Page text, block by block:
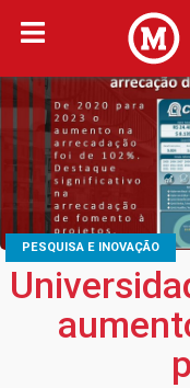
PESQUISA E INOVAÇÃO